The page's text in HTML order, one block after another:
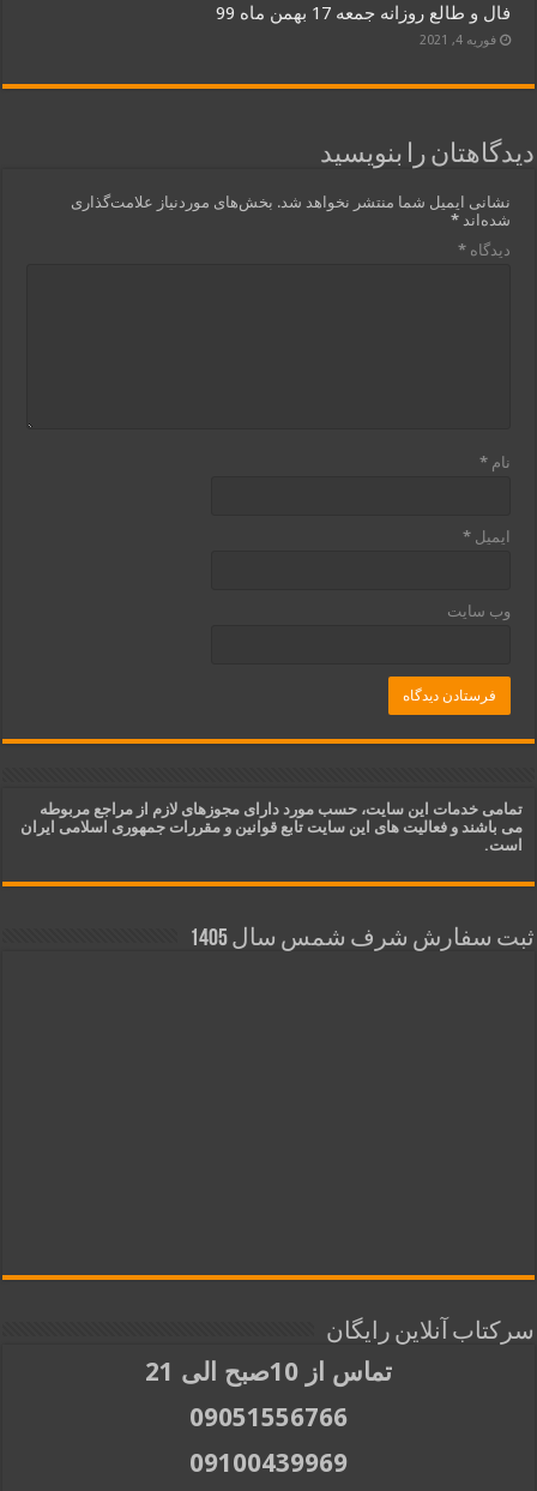
فال و طالع روزانه جمعه 17 بهمن ماه 99
فوریه 4, 2021
دیدگاهتان را بنویسید
نشانی ایمیل شما منتشر نخواهد شد. بخش‌های موردنیاز علامت‌گذاری
شده‌اند*
دیدگاه*
نام*
ایمیل*
وب‌ سایت
تمامی خدمات این سایت، حسب مورد دارای مجوزهای لازم از مراجع مربوطه
می باشند و فعالیت های این سایت تابع قوانین و مقررات جمهوری اسلامی ایران
است.
ثبت سفارش شرف شمس سال 1405
سرکتاب آنلاین رایگان
تماس از 10صبح الی 21
09051556766
09100439969